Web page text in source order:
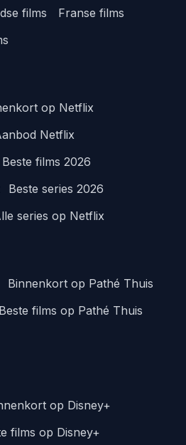
films
Franse films
op Netflix
Netflix
Beste films 2026
Beste series 2026
series op Netflix
Binnenkort op Pathé Thuis
Beste films op Pathé Thuis
op Disney+
films op Disney+